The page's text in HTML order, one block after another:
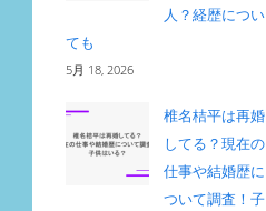
人？経歴につい
ても
5月 18, 2026
椎名桔平は再婚
してる？現在の
仕事や結婚歴に
ついて調査！子